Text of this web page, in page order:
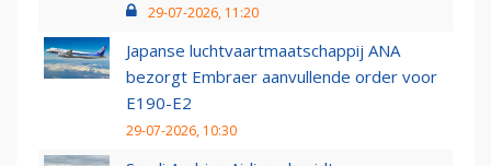
29-07-2026, 11:20
Japanse luchtvaartmaatschappij ANA
bezorgt Embraer aanvullende order voor
E190-E2
29-07-2026, 10:30